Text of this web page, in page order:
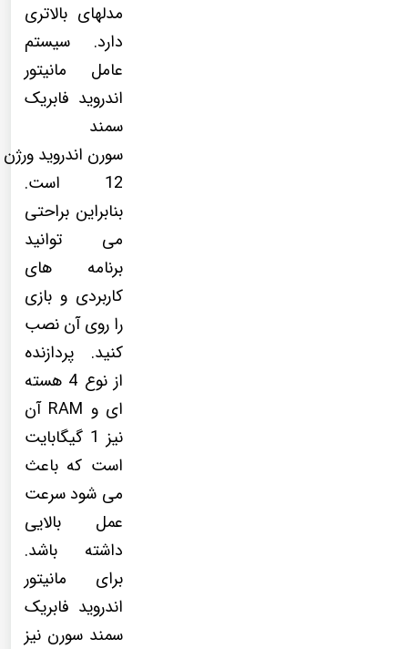
مدلهای بالاتری
دارد. سیستم
عامل مانیتور
اندروید فابریک
سمند
سورن اندروید ورژن
12 است.
بنابراین براحتی
می توانید
برنامه های
کاربردی و بازی
را روی آن نصب
کنید. پردازنده
از نوع 4 هسته
ای و RAM آن
نیز 1 گیگابایت
است که باعث
می شود سرعت
عمل بالایی
داشته باشد.
برای مانیتور
اندروید فابریک
سمند سورن نیز